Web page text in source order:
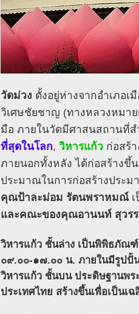
วัดม่วง ตั้งอยู่ห่างจากอำเภอเ
วิเศษชัยชาญ (ทางหลวงหมา
มือ ภายในวัดมีศาสนสถานที่
ที่สุดในโลก, วิหารแก้ว ก่อสร้
ภายนอกทั้งหลัง ได้ก่อสร้างขึ้
ประมาณในการก่อสร้างปร
คุณป้าละม่อม รัตนพราหมณ์เ
และคณะของคุณอานนท์ สุวร
วิหารแก้ว ชั้นล่าง เป็นพิพิธภัณฑ์
๐๙.๐๐-๑๗.๐๐ น. ภายในมีรูปปั้
วิหารแก้ว ชั้นบน ประดิษฐานพร
ประเทศไทย สร้างขึ้นเพื่อเป็นเ